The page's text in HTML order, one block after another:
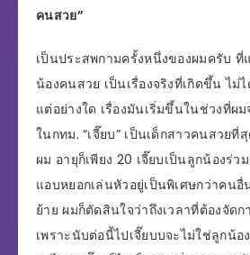
คนสวย”
เป็นประสพกามครั้งหนึ่งของผมครับ ที่
น้องคนสวย เป็นเรื่องจริงที่เกิดขึ้น ไม่
แต่อย่างใด เรื่องมันเริ่มขึ้นในช่วงที่ผ
ในกทม. “เจี๊ยบ” เป็นเด็กสาวคนสวยที่
ผม อายุก็เพียง 20 เจี๊ยบเป็นลูกน้องร่ว
แอบหยอกเล่นหัวอยู่เป็นพิเศษกว่าคนอื่
ย้าย ผมก็ตัดสินใจว่าถึงเวลาที่ต้องจัดก
เพราะนับต่อนี้ไปเจี๊ยบบจะไม่ใช่ลูกน้อ